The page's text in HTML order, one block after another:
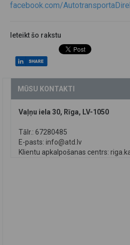
facebook.com/
Ieteikt šo rakstu
MŪSU KONTAKTI
Vaļņu iela 30, Rīga, LV-1050
Tālr.: 67280485
E-pasts: info@atd.lv
Klientu apkalpošanas centrs: